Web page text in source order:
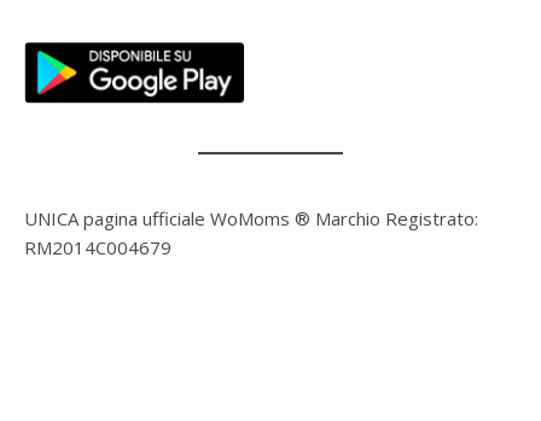
UNICA pagina ufficiale WoMoms ® Marchio Registrato:
RM2014C004679